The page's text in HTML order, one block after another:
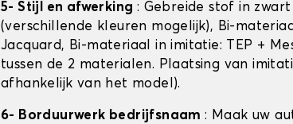
5- Stijl en afwerking : Gebreide stof in
(verschillende kleuren mogelijk), Bi-
Jacquard, Bi-materiaal in imitatie: TEP +
tussen de 2 materialen. Plaatsing van
afhankelijk van het model).
6- Borduurwerk bedrijfsnaam: Maak uw